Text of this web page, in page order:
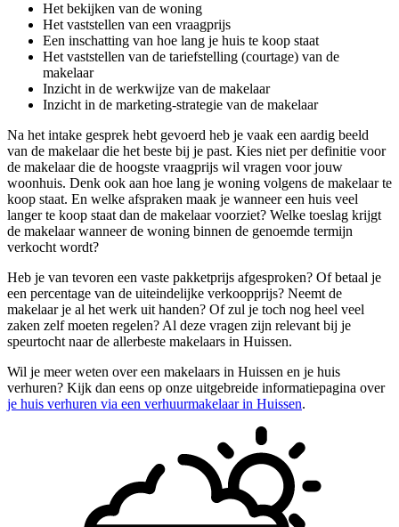
Het bekijken van de woning
Het vaststellen van een vraagprijs
Een inschatting van hoe lang je huis te koop staat
Het vaststellen van de tariefstelling (courtage) van de
makelaar
Inzicht in de werkwijze van de makelaar
Inzicht in de marketing-strategie van de makelaar
Na het intake gesprek hebt gevoerd heb je vaak een aardig beeld
van de makelaar die het beste bij je past. Kies niet per definitie voor
de makelaar die de hoogste vraagprijs wil vragen voor jouw
woonhuis. Denk ook aan hoe lang je woning volgens de makelaar te
koop staat. En welke afspraken maak je wanneer een huis veel
langer te koop staat dan de makelaar voorziet? Welke toeslag krijgt
de makelaar wanneer de woning binnen de genoemde termijn
verkocht wordt?
Heb je van tevoren een vaste pakketprijs afgesproken? Of betaal je
een percentage van de uiteindelijke verkoopprijs? Neemt de
makelaar je al het werk uit handen? Of zul je toch nog heel veel
zaken zelf moeten regelen? Al deze vragen zijn relevant bij je
speurtocht naar de allerbeste makelaars in Huissen.
Wil je meer weten over een makelaars in Huissen en je huis
verhuren? Kijk dan eens op onze uitgebreide informatiepagina over
je huis verhuren via een verhuurmakelaar in Huissen.